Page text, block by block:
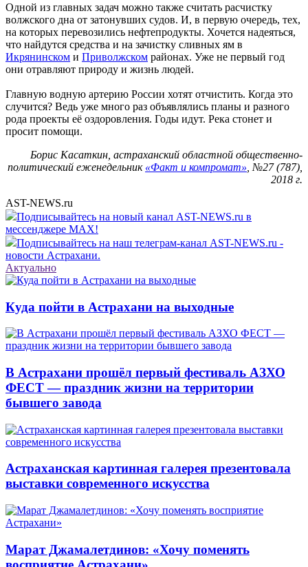
Одной из главных задач можно также считать расчистку
волжского дна от затонувших судов. И, в первую очередь, тех,
на которых перевозились нефтепродукты. Хочется надеяться,
что найдутся средства и на зачистку сливных ям в
Икрянинском и Приволжском районах. Уже не первый год
они отравляют природу и жизнь людей.
Главную водную артерию России хотят отчистить. Когда это
случится? Ведь уже много раз объявлялись планы и разного
рода проекты её оздоровления. Годы идут. Река стонет и
просит помощи.
Борис Касаткин, астраханский областной общественно-
политический еженедельник «Факт и компромат» , №27 (787),
2018 г.
AST-NEWS.ru
Подписывайтесь на новый канал AST-NEWS.ru в
мессенджере MAX!
Подписывайтесь на наш телеграм-канал AST-NEWS.ru -
новости Астрахани.
Актуально
Куда пойти в Астрахани на выходные
В Астрахани прошёл первый фестиваль АЗХО
ФЕСТ — праздник жизни на территории
бывшего завода
Астраханская картинная галерея презентовала
выставки современного искусства
Марат Джамалетдинов: «Хочу поменять